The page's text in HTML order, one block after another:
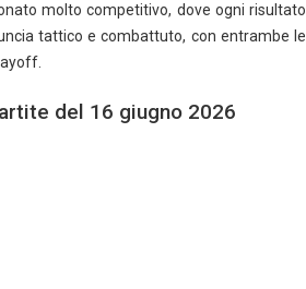
molto competitivo, dove ogni risultato
tattico e combattuto, con entrambe le
del 16 giugno 2026